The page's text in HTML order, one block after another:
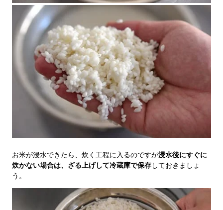
お米が浸水できたら、炊く工程に入るのですが浸水後にすぐに
炊かない場合は、ざる上げして冷蔵庫で保存しておきましょ
う。